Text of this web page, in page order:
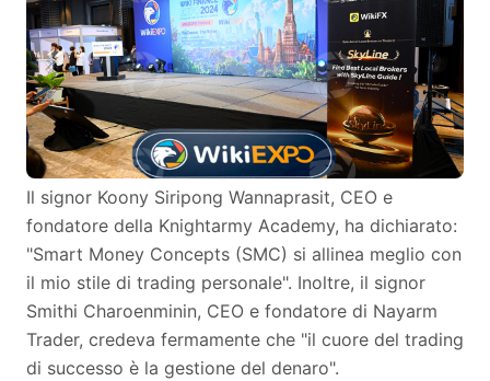
Il signor Koony Siripong Wannaprasit, CEO e
fondatore della Knightarmy Academy, ha dichiarato:
"Smart Money Concepts (SMC) si allinea meglio con
il mio stile di trading personale". Inoltre, il signor
Smithi Charoenminin, CEO e fondatore di Nayarm
Trader, credeva fermamente che "il cuore del trading
di successo è la gestione del denaro".